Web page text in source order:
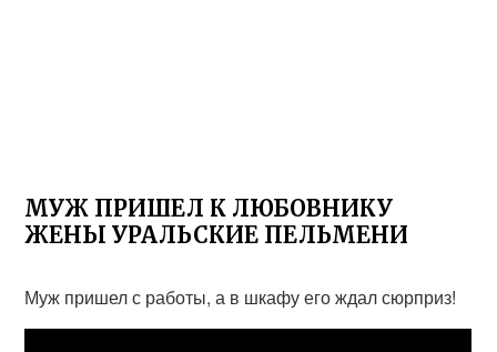
МУЖ ПРИШЕЛ К ЛЮБОВНИКУ
ЖЕНЫ УРАЛЬСКИЕ ПЕЛЬМЕНИ
Муж пришел с работы, а в шкафу его ждал сюрприз!